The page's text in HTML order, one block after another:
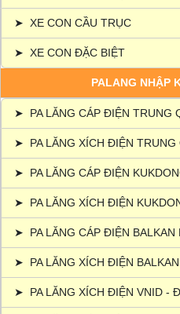
➤ XE CON CẦU TRỤC
➤ XE CON ĐẶC BIỆT
PALANG NHẬP
➤ PA LĂNG CÁP ĐIỆN TRUNG
➤ PA LĂNG XÍCH ĐIỆN TRUNG
➤ PA LĂNG CÁP ĐIỆN
➤ PA LĂNG XÍCH ĐIỆN
➤ PA LĂNG CÁP ĐIỆN BALKAN
➤ PA LĂNG XÍCH ĐIỆN
➤ PA LĂNG XÍCH ĐIỆN VNID -